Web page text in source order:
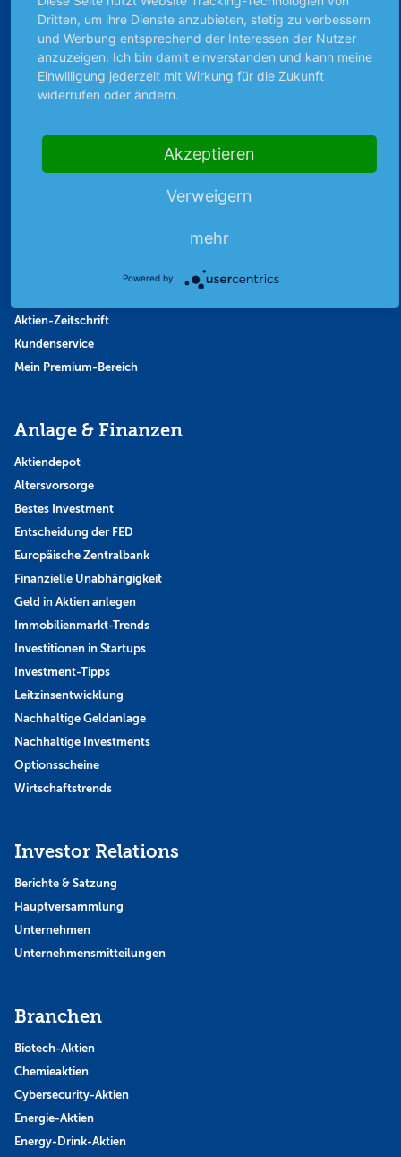
Börsennews
Favoriten
Finanzpodcast
Themen & Börse
Aktien-Zeitschrift
Kundenservice
Mein Premium-Bereich
Anlage & Finanzen
Aktiendepot
Altersvorsorge
Bestes Investment
Entscheidung der FED
Europäische Zentralbank
Finanzielle Unabhängigkeit
Geld in Aktien anlegen
Immobilienmarkt-Trends
Investitionen in Startups
Investment-Tipps
Leitzinsentwicklung
Nachhaltige Geldanlage
Nachhaltige Investments
Optionsscheine
Wirtschaftstrends
Investor Relations
Berichte & Satzung
Hauptversammlung
Unternehmen
Unternehmensmitteilungen
Branchen
Biotech-Aktien
Chemieaktien
Cybersecurity-Aktien
Energie-Aktien
Energy-Drink-Aktien
Dritten, um ihre Dienste anzubieten, stetig zu verbessern
und Werbung entsprechend der Interessen der Nutzer
anzuzeigen. Ich bin damit einverstanden und kann meine
Einwilligung jederzeit mit Wirkung für die Zukunft
widerrufen oder ändern.
Akzeptieren
Verweigern
mehr
Powered by